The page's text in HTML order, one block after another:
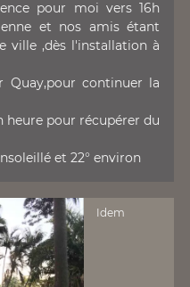
pour moi vers 16h
et nos amis étant
ville ,dès l'installation à
Quay,pour continuer la
heure pour récupérer du
et 22° environ
Idem